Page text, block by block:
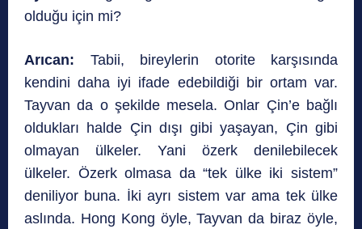
olduğu için mi?
Arıcan: Tabii, bireylerin otorite karşısında
kendini daha iyi ifade edebildiği bir ortam var.
Tayvan da o şekilde mesela. Onlar Çin’e bağlı
oldukları halde Çin dışı gibi yaşayan, Çin gibi
olmayan ülkeler. Yani özerk denilebilecek
ülkeler. Özerk olmasa da “tek ülke iki sistem”
deniliyor buna. İki ayrı sistem var ama tek ülke
aslında. Hong Kong öyle, Tayvan da biraz öyle,